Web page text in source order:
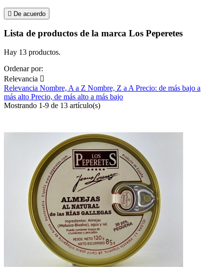
 De acuerdo
Lista de productos de la marca Los Peperetes
Hay 13 productos.
Ordenar por:
Relevancia 
Relevancia Nombre, A a Z Nombre, Z a A Precio: de más bajo a
más alto Precio, de más alto a más bajo
Mostrando 1-9 de 13 artículo(s)